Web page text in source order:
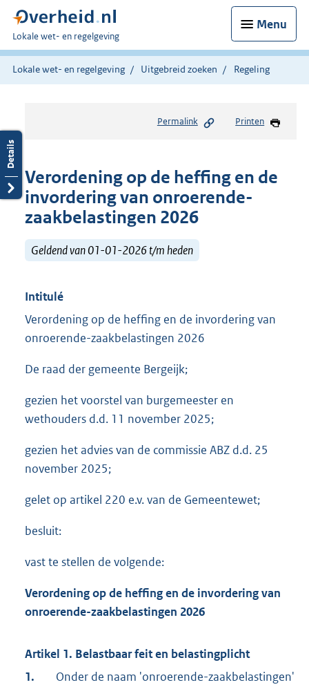
Menu
U
bent
hier:
Lokale wet- en regelgeving
Lokale wet- en regelgeving Uitgebreid zoeken Regeling
Permalink Printen
Verordening op de heffing en de
invordering van onroerende-
zaakbelastingen 2026
Geldend van 01-01-2026 t/m heden
Intitulé
Verordening op de heffing en de invordering van
onroerende-zaakbelastingen 2026
De raad der gemeente Bergeijk;
gezien het voorstel van burgemeester en
wethouders d.d. 11 november 2025;
gezien het advies van de commissie ABZ d.d. 25
november 2025;
gelet op artikel 220 e.v. van de Gemeentewet;
besluit:
vast te stellen de volgende:
Verordening op de heffing en de invordering van
onroerende-zaakbelastingen 2026
Artikel 1. Belastbaar feit en belastingplicht
1.
Onder de naam 'onroerende-zaakbelastingen'